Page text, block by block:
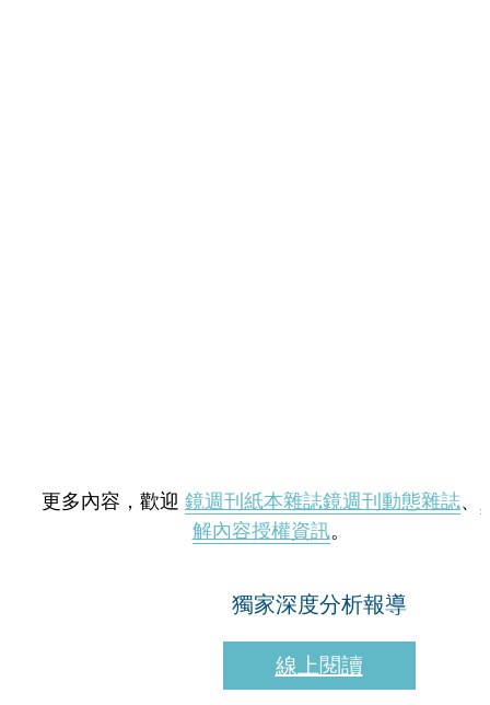
更多內容，歡迎 鏡週刊紙本雜誌鏡週刊動態雜誌、
解內容授權資訊。
獨家深度分析報導
線上閱讀